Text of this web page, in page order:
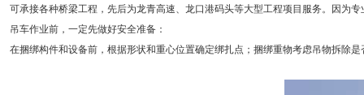
可承接各种桥梁工程，先后为龙青高速、龙口港码头等大型工程项目服务。因为
吊车作业前，一定先做好安全准备：
在捆绑构件和设备前，根据形状和重心位置确定绑扎点；捆绑重物考虑吊物拆除